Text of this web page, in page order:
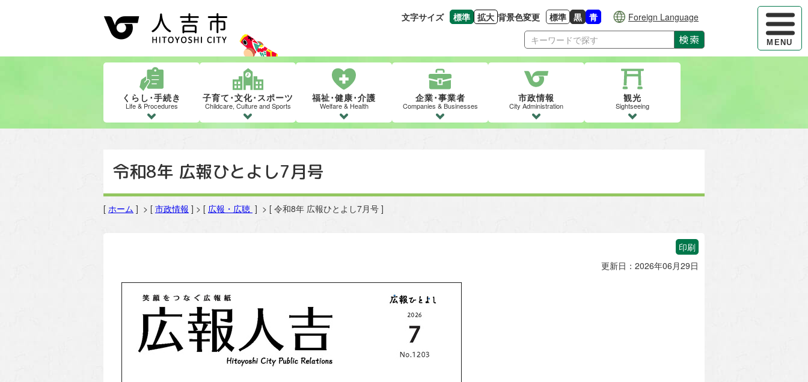
ハンバー
MENU
文字サイズ 標準
文字の大きさをもとの大きさに戻す
拡大
文字を大きくする
背景色変更 標準
背景色の変更：白
黒
背景色の変更：黒
青
背景色の変更：青
Foreign Language
検索
くらし･手続き
Life & Procedures
子育て･文化･スポーツ
Childcare, Culture and Sports
福祉･健康･介護
Welfare & Health
企業･事業者
Companies & Businesses
市政情報
City Administration
観光
Sightseeing
令和8年 広報ひとよし7月号
[ ホーム ] > [ 市政情報 ] > [ 広報・広聴 ] > [ 令和8年 広報ひとよし7月号 ]
印刷
更新日：2026年06月29日